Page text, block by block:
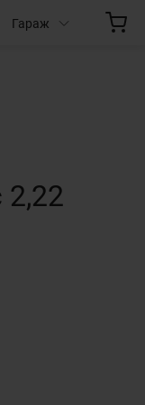
Гараж
2,22